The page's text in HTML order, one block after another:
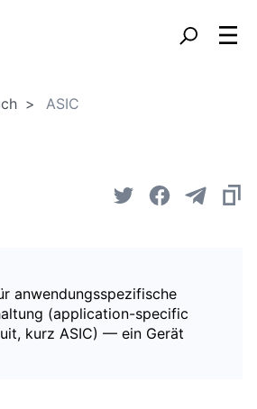
ASIC
anwendungsspezifische
(application-specific
kurz ASIC) — ein Gerät